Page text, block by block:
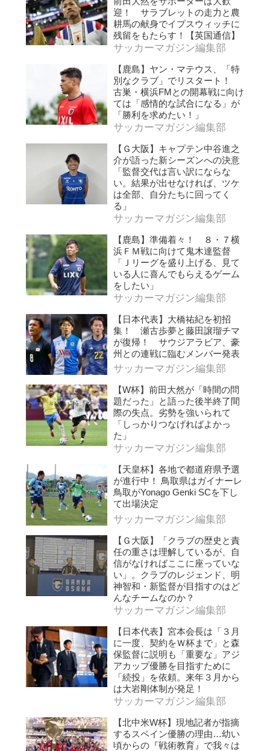
迎！ サラブレットの走力と農
耕馬の献身でイプスウィッチに
残留をもたらす！【英国通信】
サッカーマガジン編集部
【鹿島】ヤン・マテウス、「特
別なクラブ」でリスタート！
古巣・横浜FMとの開幕戦に向け
ては「感情的な試合になる」が
「勝利を求めたい！」
サッカーマガジン編集部
【Ｇ大阪】キャプテン中谷進之
介が語った新シーズンへの決意
「監督交代は言い訳にならな
い。結果が出せなければ、ツケ
は全部、自分たちに回ってく
る」
サッカーマガジン編集部
【鹿島】準備着々！ ８・７横
浜ＦＭ戦に向けて鬼木達監督
「Ｊリーグを盛り上げる、見て
いる人に喜んでもらえるゲーム
をしたい」
サッカーマガジン編集部
【日本代表】大橋祐紀を初招
集！ 瀬古歩夢と藤田譲瑠チマ
が復帰！ サウジアラビア、豪
州との連戦に臨むメンバー発表
サッカーマガジン編集部
【W杯】前田大然が「時間の問
題だった」と語った後半終了間
際の失点。劣勢を強いられて
「しっかりつなげればよかっ
た」
サッカーマガジン編集部
【天皇杯】各地で都道府県予選
が進行中！ 鳥取県はガイナーレ
鳥取がYonago Genki SCを下し
て出場決定
サッカーマガジン編集部
【Ｇ大阪】「クラブの歴史と責
任の重さは理解しているが、自
信がなければここに座っていな
い」。クラブのレジェンド、明
神智和・新監督が目指すのはど
んなチームなのか？
サッカーマガジン編集部
【日本代表】宮本会長は「３月
に一度、契約をＷ杯まで」と森
保監督に説明も「重要な」アジ
アカップ優勝を目指すために
「続投」を依頼。来年３月から
は大岩剛体制が発足！
サッカーマガジン編集部
【北中米W杯】現地記者が指摘
するスペイン優勝の理由…幼い
頃からの『戦術教育』で我々は